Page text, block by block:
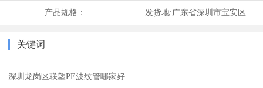
产品规格： 发货地:广东省深圳市宝安区
关键词
深圳龙岗区联塑PE波纹管哪家好